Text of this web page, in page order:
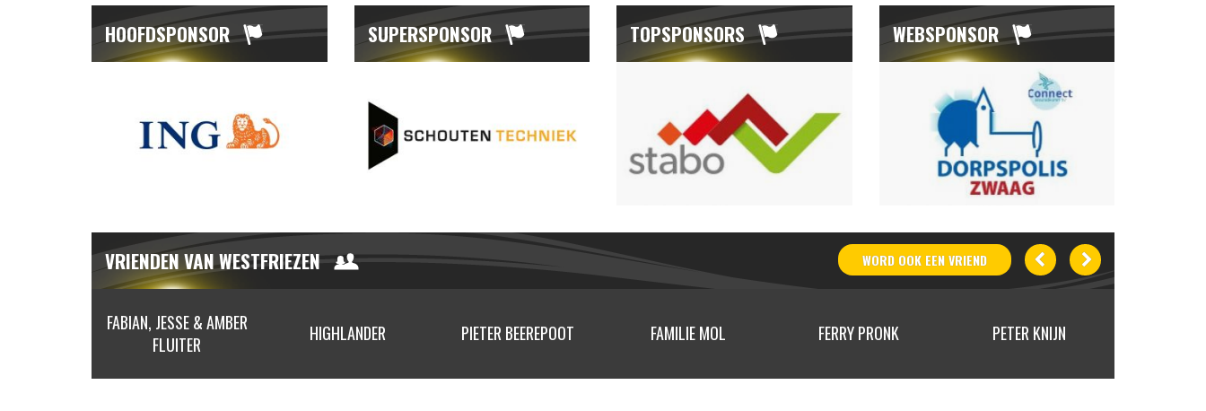
HOOFDSPONSOR SUPERSPONSOR TOPSPONSORS WEBSPONSOR
VRIENDEN VAN WESTFRIEZEN WORD OOK EENVRIEND
FABIAN, JESSE & AMBER
FLUITER
HIGHLANDER PIETER BEEREPOOT FAMILIE MOL FERRY PRONK PETER KNIJN